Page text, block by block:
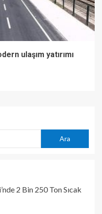
ulaşım yatırımı
Ara
2 Bin 250 Ton Sıcak